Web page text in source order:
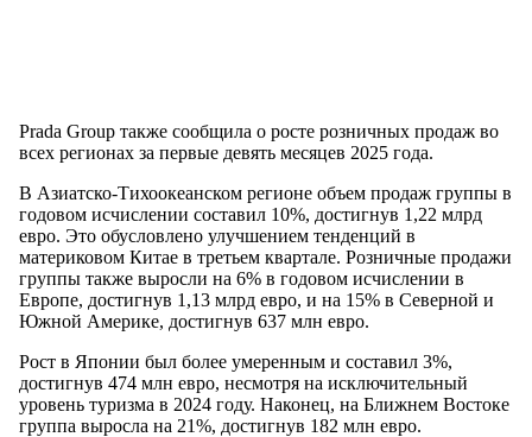
Prada Group также сообщила о росте розничных продаж во
всех регионах за первые девять месяцев 2025 года.
В Азиатско-Тихоокеанском регионе объем продаж группы в
годовом исчислении составил 10%, достигнув 1,22 млрд
евро. Это обусловлено улучшением тенденций в
материковом Китае в третьем квартале. Розничные продажи
группы также выросли на 6% в годовом исчислении в
Европе, достигнув 1,13 млрд евро, и на 15% в Северной и
Южной Америке, достигнув 637 млн ​​евро.
Рост в Японии был более умеренным и составил 3%,
достигнув 474 млн евро, несмотря на исключительный
уровень туризма в 2024 году. Наконец, на Ближнем Востоке
группа выросла на 21%, достигнув 182 млн евро.